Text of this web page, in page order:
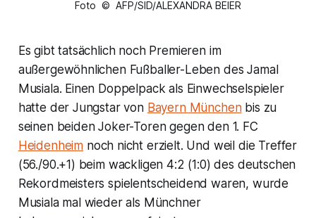
Foto © AFP/SID/ALEXANDRA BEIER
Es gibt tatsächlich noch Premieren im
außergewöhnlichen Fußballer-Leben des Jamal
Musiala. Einen Doppelpack als Einwechselspieler
hatte der Jungstar von Bayern Münchenbis zu
seinen beiden Joker-Toren gegen den 1. FC
Heidenheim noch nicht erzielt. Und weil die Treffer
(56./90.+1) beim wackligen 4:2 (1:0) des deutschen
Rekordmeisters spielentscheidend waren, wurde
Musiala mal wieder als Münchner